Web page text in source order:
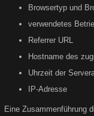
Browsertyp und
verwendetes
Referrer URL
Hostname des
Uhrzeit der
IP-Adresse
Eine Zusammenführung